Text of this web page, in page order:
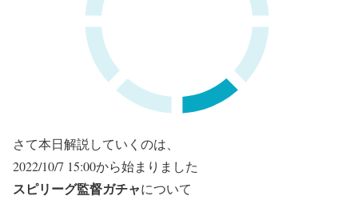
さて本日解説していくのは、
2022/10/7 15:00から始まりました
スピリーグ監督ガチャについて